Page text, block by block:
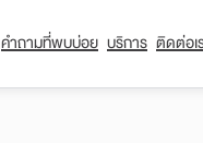
คำถามที่พบบ่อย บริการ ติดต่อเ